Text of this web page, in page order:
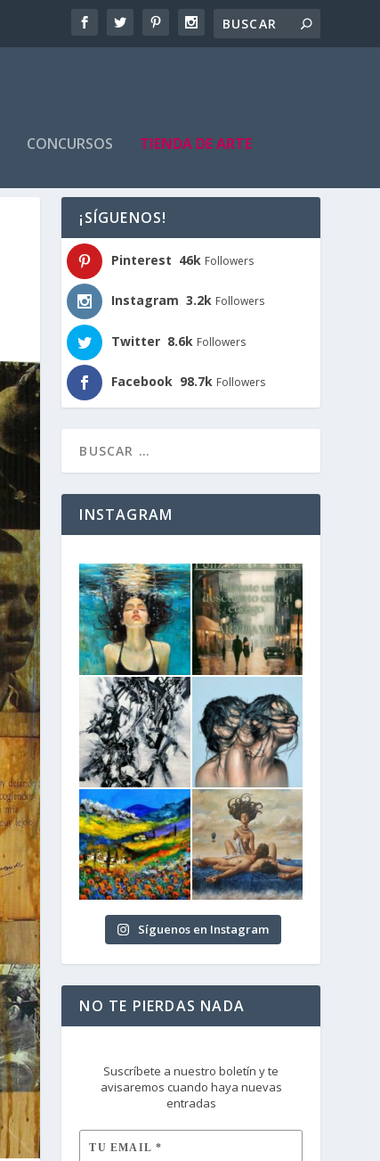
CONCURSOS TIENDA DE ARTE
¡SÍGUENOS!
Pinterest 46k Followers
Instagram 3.2k Followers
Twitter 8.6k Followers
Facebook 98.7k Followers
INSTAGRAM
Síguenos en Instagram
NO TE PIERDAS NADA
Suscríbete a nuestro boletín y te
avisaremos cuando haya nuevas
entradas